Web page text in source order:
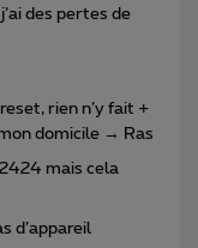
des pertes de
rien n’y fait +
domicile → Ras
mais cela
d’appareil